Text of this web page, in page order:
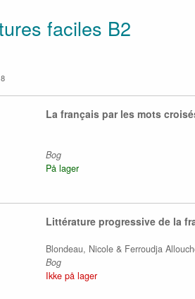
faciles B2
La français par les mots
Bog
På lager
Littérature progressive de la
Blondeau, Nicole & Ferroudja
Bog
Ikke på lager